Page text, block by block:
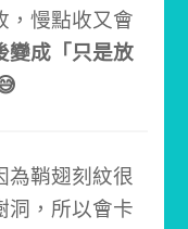
，慢點收又會
變成「只是放
為鞘翅刻紋很
， 所以會卡